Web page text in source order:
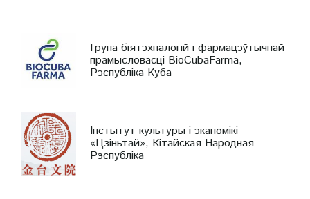
Група біятэхналогій і фармацэўтычнай
прамысловасці BioCubaFarma,
Рэспубліка Куба
Інстытут культуры і эканомікі
«Цзіньтай», Кітайская Народная
Рэспубліка